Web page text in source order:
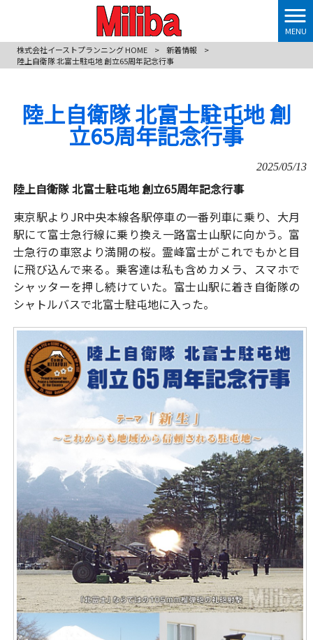
MENU
株式会社イーストプランニング HOME
> 新着情報
>
陸上自衛隊 北富士駐屯地 創立65周年記念行事
陸上自衛隊 北富士駐屯地 創
立65周年記念行事
2025/05/13
陸上自衛隊 北富士駐屯地 創立65周年記念行事
東京駅よりJR中央本線各駅停車の一番列車に乗り、大月
駅にて富士急行線に乗り換え一路富士山駅に向かう。富
士急行の車窓より満開の桜。霊峰富士がこれでもかと目
に飛び込んで来る。乗客達は私も含めカメラ、スマホで
シャッターを押し続けていた。富士山駅に着き自衛隊の
シャトルバスで北富士駐屯地に入った。